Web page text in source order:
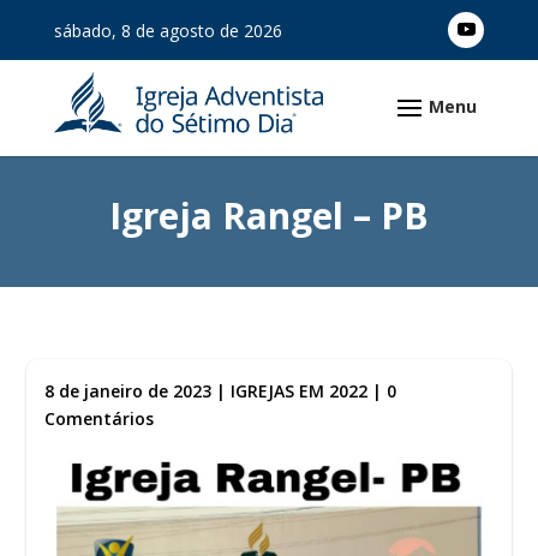
sábado, 8 de agosto de 2026
Igreja Rangel – PB
8 de janeiro de 2023 | IGREJAS EM 2022 | 0
Comentários